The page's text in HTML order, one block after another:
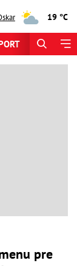
19 °C
pre